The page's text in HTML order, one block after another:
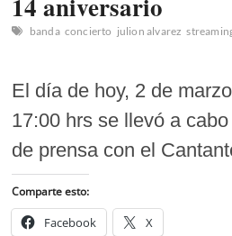
banda concierto julion alvarez
El día de hoy, 2 de
17:00 hrs se llevó a
de prensa con el
Comparte esto:
Facebook X